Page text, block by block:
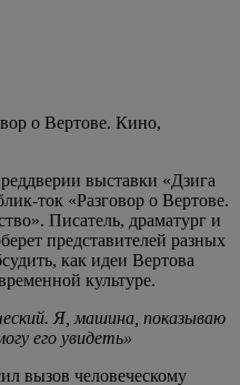
о Вертове. Кино,
выставки «Дзига
ток «Разговор о Вертове.
Писатель, драматург и
представителей разных
как идеи Вертова
культуре.
Я, машина, показываю
его увидеть»
вызов человеческому